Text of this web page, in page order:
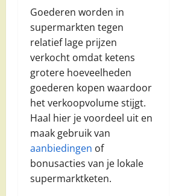
Goederen worden in
supermarkten tegen
relatief lage prijzen
verkocht omdat ketens
grotere hoeveelheden
goederen kopen waardoor
het verkoopvolume stijgt.
Haal hier je voordeel uit en
maak gebruik van
aanbiedingen of
bonusacties van je lokale
supermarktketen.